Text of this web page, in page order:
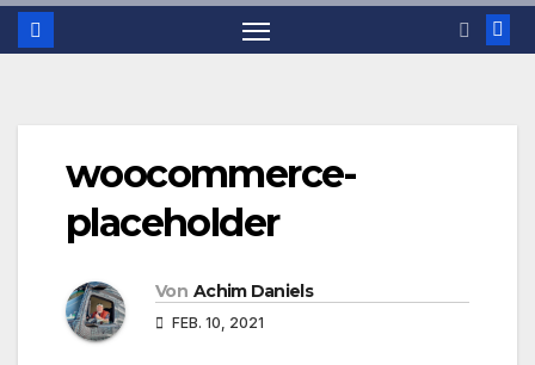
woocommerce-
placeholder
Von Achim Daniels
FEB. 10, 2021